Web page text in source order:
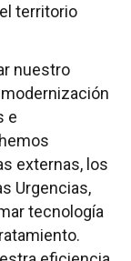
territorio
nuestro
e
externas, los
Urgencias,
tecnología